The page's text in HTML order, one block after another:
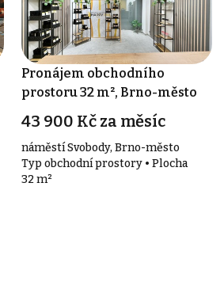
Pronájem obchodního
prostoru 32 m², Brno-město
43 900 Kč za měsíc
náměstí Svobody, Brno-město
Typ obchodní prostory • Plocha
32 m²